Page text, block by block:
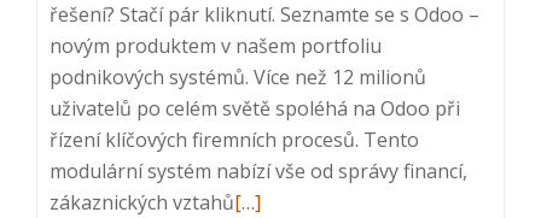
řešení? Stačí pár kliknutí. Seznamte se s Odoo –
novým produktem v našem portfoliu
podnikových systémů. Více než 12 milionů
uživatelů po celém světě spoléhá na Odoo při
řízení klíčových firemních procesů. Tento
modulární systém nabízí vše od správy financí,
zákaznických vztahůRead
[…]